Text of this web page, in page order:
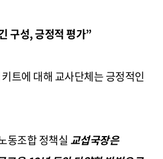
구성, 긍정적 평가”
트에 대해 교사단체는 긍정적인
동조합 정책실 교섭국장은